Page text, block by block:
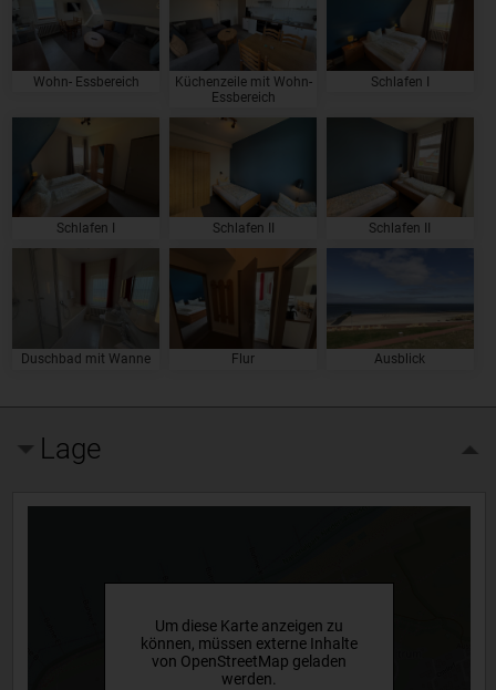
Wohn- Essbereich
Küchenzeile mit Wohn-
Essbereich
Schlafen I
Schlafen I Schlafen II Schlafen II
Duschbad mit Wanne Flur Ausblick
Lage
Um diese Karte anzeigen zu
können, müssen externe Inhalte
von OpenStreetMap geladen
werden.